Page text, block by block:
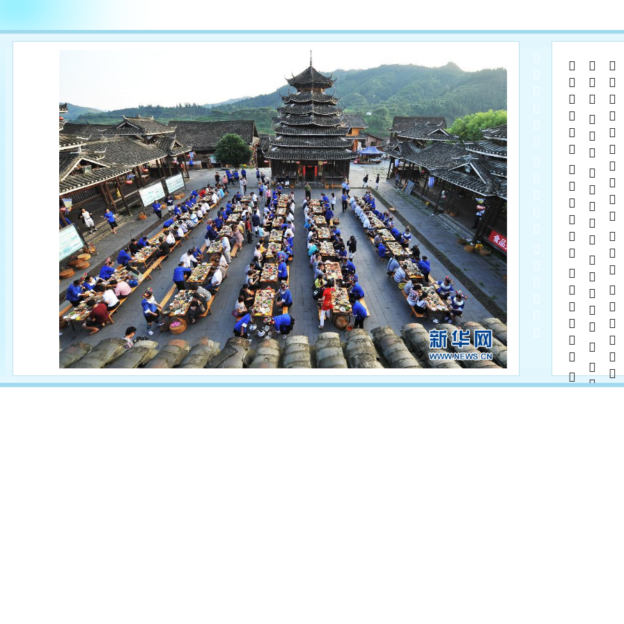
         